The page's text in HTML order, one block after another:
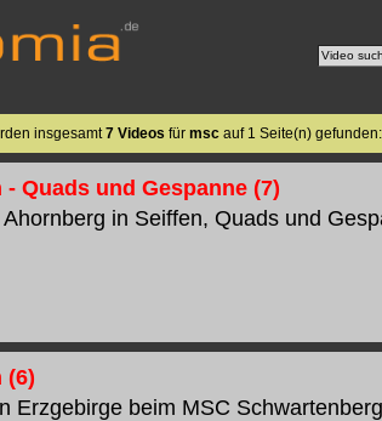
insgesamt7 Videos für mscauf 1 Seite(n)
Quads und Gespanne (7)
in Seiffen, Quads und
(6)
Erzgebirge beim MSC